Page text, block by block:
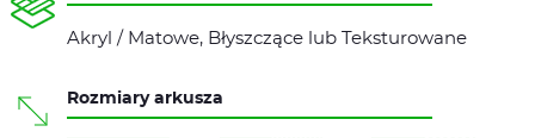
Akryl / Matowe, Błyszczące lub Teksturowane
Rozmiary arkusza